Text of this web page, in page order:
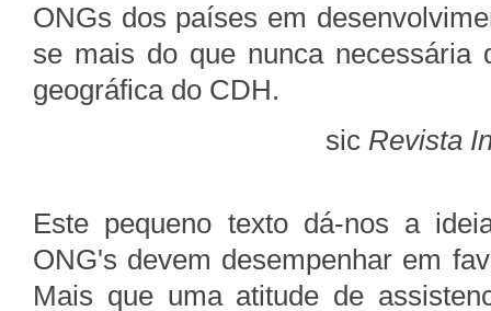
ONGs dos países em
se mais do que nunca necessária
geográfica do CDH.
sic Revista
Este pequeno texto dá-nos a
ONG's devem desempenhar em
Mais que uma atitude de